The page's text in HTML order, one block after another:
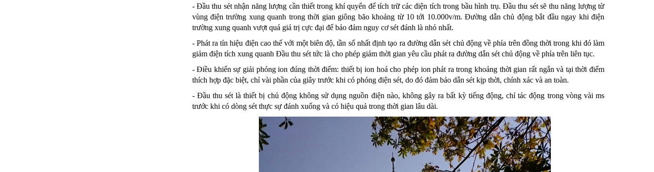
- Đầu thu sét nhận năng lượng cần thiết trong khí quyển để tích trữ các điện tích trong bầu hình trụ. Đầu thu sét sẽ thu năng lượng từ
vùng điện trường xung quanh trong thời gian giông bão khoảng từ 10 tới 10.000v/m. Đường dẫn chủ động bắt đầu ngay khi điện
trường xung quanh vượt quá giá trị cực đại để bảo đảm nguy cơ sét đánh là nhỏ nhất.
- Phát ra tín hiệu điện cao thế với một biên độ, tần số nhất định tạo ra đường dẫn sét chủ động về phía trên đồng thời trong khi đó làm
giảm điện tích xung quanh Đầu thu sét tức là cho phép giảm thời gian yêu cầu phát ra đường dẫn sét chủ động về phía trên liên tục.
- Điều khiển sự giải phóng ion đúng thời điểm: thiết bị ion hoá cho phép ion phát ra trong khoảng thời gian rất ngắn và tại thời điểm
thích hợp đặc biệt, chỉ vài phần của giây trước khi có phóng điện sét, do đó đảm bảo dẫn sét kịp thời, chính xác và an toàn.
- Đầu thu sét là thiết bị chủ động không sử dụng nguồn điện nào, không gây ra bất kỳ tiếng động, chỉ tác động trong vòng vài ms
trước khi có dòng sét thực sự đánh xuống và có hiệu quả trong thời gian lâu dài.